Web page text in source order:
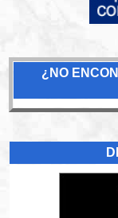
¿NO